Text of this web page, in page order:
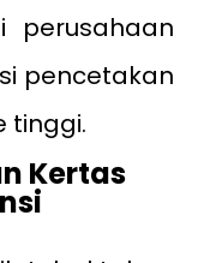
perusahaan
pencetakan
tinggi.
Kertas